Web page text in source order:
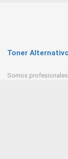
Toner
Somos